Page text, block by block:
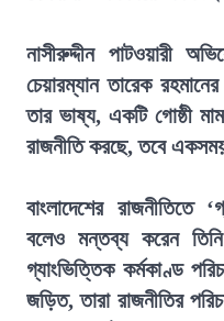
নাসীরুদ্দীন পাটওয়ারী
চেয়ারম্যান তারেক
তার ভাষ্য, একটি গোষ্ঠী
রাজনীতি করছে, তবে
বাংলাদেশের রাজনীতিতে
বলেও মন্তব্য করেন
গ্যাংভিত্তিক কর্মকাণ্ড
জড়িত, তারা রাজনীতির